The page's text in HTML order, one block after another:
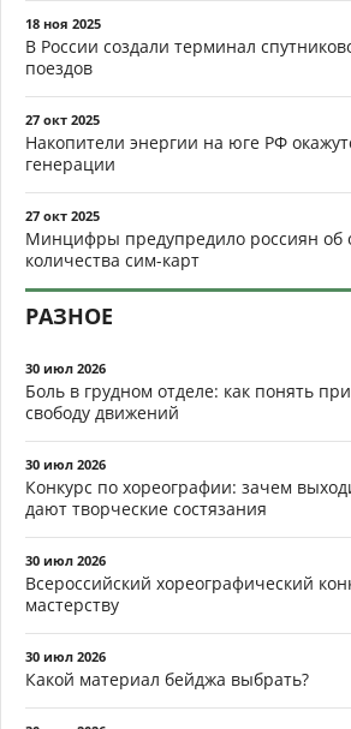
18 ноя 2025
В России создали терминал
поездов
27 окт 2025
Накопители энергии на юге РФ
генерации
27 окт 2025
Минцифры предупредило россиян об
количества сим-карт
РАЗНОЕ
30 июл 2026
Боль в грудном отделе: как понять
свободу движений
30 июл 2026
Конкурс по хореографии: зачем
дают творческие состязания
30 июл 2026
Всероссийский хореографический
мастерству
30 июл 2026
Какой материал бейджа выбрать?